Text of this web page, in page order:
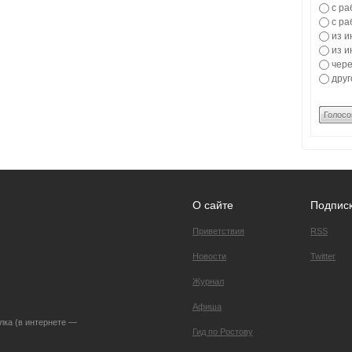
с
с
из
из
(в интернете —
О сайте
Приветствия
Новости
Журнал
Афиша
Гид по Ростову
RSS
Twitter